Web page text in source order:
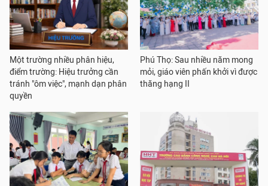
Một trường nhiều phân hiệu,
điểm trường: Hiệu trưởng cần
tránh "ôm việc", mạnh dạn phân
quyền
Phú Thọ: Sau nhiều năm mong
mỏi, giáo viên phấn khởi vì được
thăng hạng II